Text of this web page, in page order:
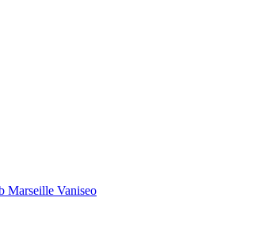
Marseille Vaniseo